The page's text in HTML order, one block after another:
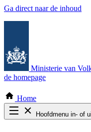
Ga direct naar de inhoud
Ministerie van
de homepage
Home
Hoofdmenu in- of